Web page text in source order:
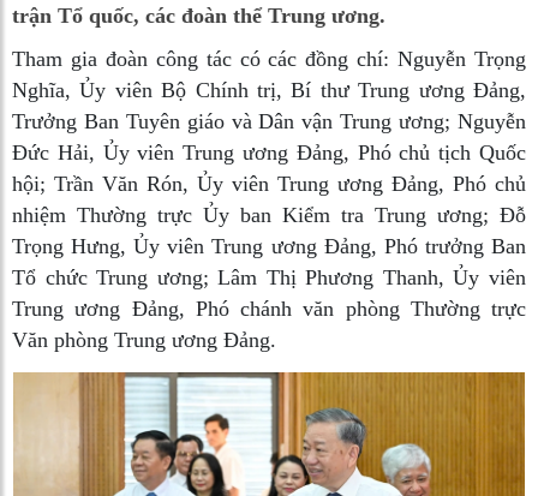
trận Tổ quốc, các đoàn thể Trung ương.
Tham gia đoàn công tác có các đồng chí: Nguyễn Trọng
Nghĩa, Ủy viên Bộ Chính trị, Bí thư Trung ương Đảng,
Trưởng Ban Tuyên giáo và Dân vận Trung ương; Nguyễn
Đức Hải, Ủy viên Trung ương Đảng, Phó chủ tịch Quốc
hội; Trần Văn Rón, Ủy viên Trung ương Đảng, Phó chủ
nhiệm Thường trực Ủy ban Kiểm tra Trung ương; Đỗ
Trọng Hưng, Ủy viên Trung ương Đảng, Phó trưởng Ban
Tổ chức Trung ương; Lâm Thị Phương Thanh, Ủy viên
Trung ương Đảng, Phó chánh văn phòng Thường trực
Văn phòng Trung ương Đảng.